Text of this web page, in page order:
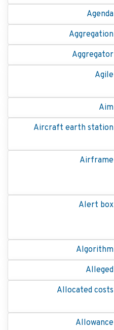
Agenda
Aggregation
Aggregator
Agile
Aim
Aircraft earth station
Airframe
Alert box
Algorithm
Alleged
Allocated costs
Allowance